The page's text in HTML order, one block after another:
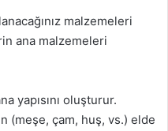
malzemeleri
ana malzemeleri
yapısını oluşturur.
(meşe, çam, huş, vs.) elde